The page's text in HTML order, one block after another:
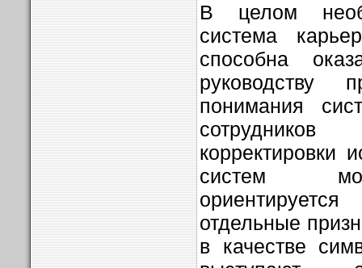
В целом
система
способна
руководству
понимания
корректировки
систем
отдельные
в качестве